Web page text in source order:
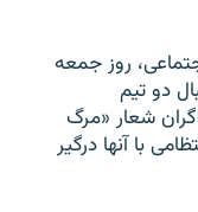
روز جمعه
دو تیم
شعار «مرگ
با آنها درگیر